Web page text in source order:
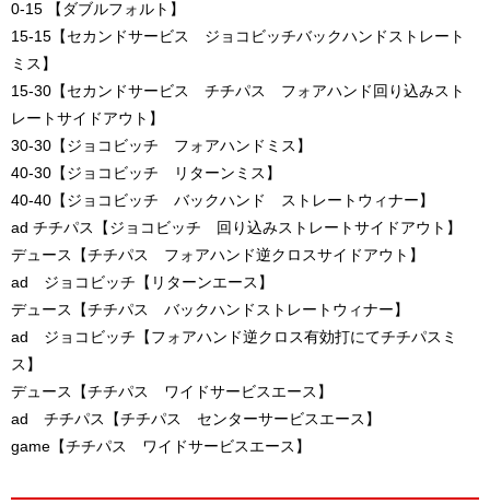
0-15 【ダブルフォルト】
15-15【セカンドサービス ジョコビッチバックハンドストレート
ミス】
15-30【セカンドサービス チチパス フォアハンド回り込みスト
レートサイドアウト】
30-30【ジョコビッチ フォアハンドミス】
40-30【ジョコビッチ リターンミス】
40-40【ジョコビッチ バックハンド ストレートウィナー】
ad チチパス【ジョコビッチ 回り込みストレートサイドアウト】
デュース【チチパス フォアハンド逆クロスサイドアウト】
ad ジョコビッチ【リターンエース】
デュース【チチパス バックハンドストレートウィナー】
ad ジョコビッチ【フォアハンド逆クロス有効打にてチチパスミ
ス】
デュース【チチパス ワイドサービスエース】
ad チチパス【チチパス センターサービスエース】
game【チチパス ワイドサービスエース】